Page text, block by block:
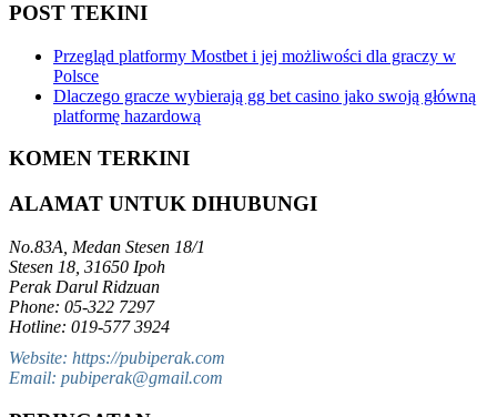
POST TEKINI
Przegląd platformy Mostbet i jej możliwości dla graczy w
Polsce
Dlaczego gracze wybierają gg bet casino jako swoją główną
platformę hazardową
KOMEN TERKINI
ALAMAT UNTUK DIHUBUNGI
No.83A, Medan Stesen 18/1
Stesen 18, 31650 Ipoh
Perak Darul Ridzuan
Phone: 05-322 7297
Hotline: 019-577 3924
Website: https://pubiperak.com
Email: pubiperak@gmail.com